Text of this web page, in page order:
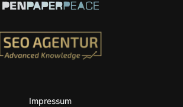
Impres­sum